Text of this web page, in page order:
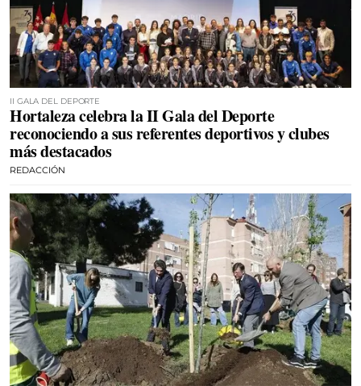
II GALA DEL DEPORTE
Hortaleza celebra la II Gala del Deporte
reconociendo a sus referentes deportivos y clubes
más destacados
REDACCIÓN